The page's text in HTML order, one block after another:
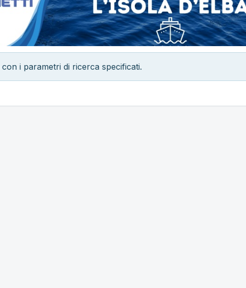
i parametri di ricerca specificati.